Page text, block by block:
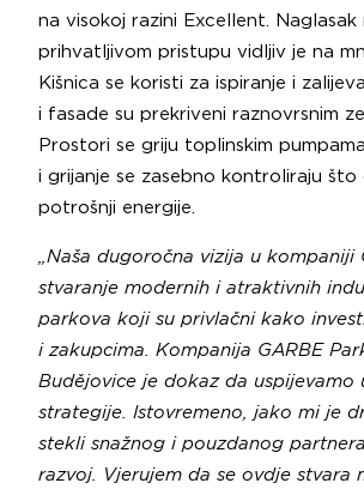
na visokoj razini Excellent. Naglasak
prihvatljivom pristupu vidljiv je na
Kišnica se koristi za ispiranje i
i fasade su prekriveni raznovrsnim
Prostori se griju toplinskim
i grijanje se zasebno kontroliraju što
potrošnji energije.
„Naša dugoročna vizija u kompaniji
stvaranje modernih i atraktivnih
parkova koji su privlačni kako
i zakupcima. Kompanija GARBE
Budějovice je dokaz da uspijevamo
strategije. Istovremeno, jako mi je
stekli snažnog i pouzdanog
razvoj. Vjerujem da se ovdje stvara